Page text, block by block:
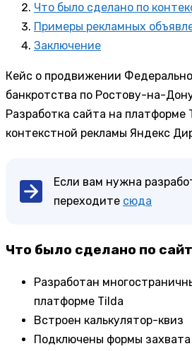
Что было сделано по
Примеры рекламных
Заключение
Кейс о продвижении
банкротства по Ростову-на-
Разработка сайта на платформе
контекстной рекламы Яндекс
Если вам нужна
переходите сюда
Что было сделано по
Разработан
платформе Tilda
Встроен калькулятор-квиз
Подключены формы